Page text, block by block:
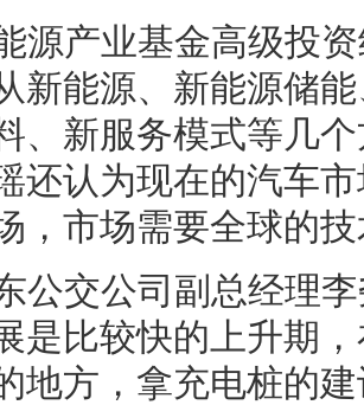
源产业基金高级投
新能源、新能源储
、新服务模式等几
还认为现在的汽车
，市场需要全球的
公交公司副总经理
是比较快的上升期
地方，拿充电桩的